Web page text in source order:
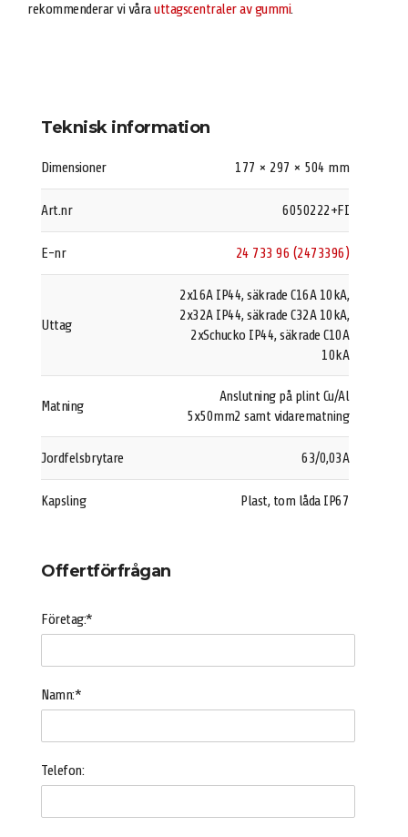
rekommenderar vi vårauttagscentraler av gummi.
Teknisk information
Dimensioner 177 × 297 × 504 mm
Art.nr 6050222+FI
E-nr 24 733 96 (2473396)
Uttag
2x16A IP44, säkrade C16A 10kA,
2x32A IP44, säkrade C32A 10kA,
2xSchucko IP44, säkrade C10A
10kA
Matning
Anslutning på plint Cu/Al
5x50mm2 samt vidarematning
Jordfelsbrytare 63/0,03A
Kapsling Plast, tom låda IP67
Offertförfrågan
Företag:*
Namn:*
Telefon: